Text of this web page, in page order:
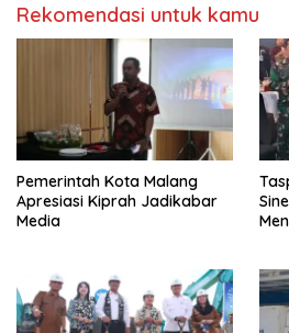
Rekomendasi untuk kamu
Pemerintah Kota Malang
Apresiasi Kiprah Jadikabar
Media